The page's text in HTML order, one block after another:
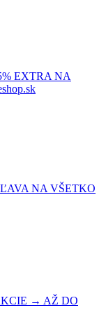
EXTRA NA
NA VŠETKO
→ AŽ DO